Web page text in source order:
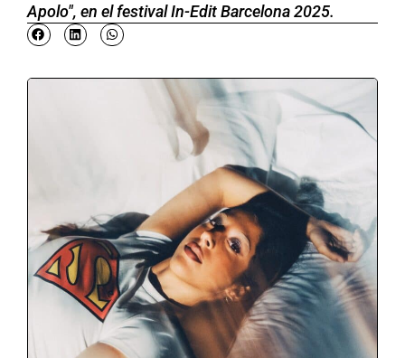
Apolo", en el festival In-Edit Barcelona 2025.